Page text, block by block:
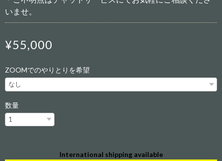
いませ。
¥55,000
ZOOMでのやりとりを希望
数量
International shipping available